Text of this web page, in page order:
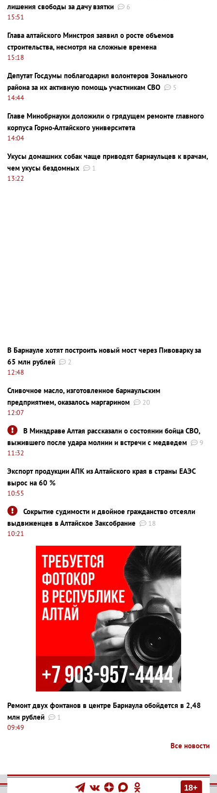
лишения свободы за дачу взятки
6
15:51
Глава алтайского Минстроя заявил о росте объемов
строительства, несмотря на сложные времена
15:18
Депутат Госдумы поблагодарил волонтеров Зонального
района за их активную помощь участникам СВО
5
14:44
Главе Минобрнауки доложили о грядущем ремонте главного
корпуса Горно-Алтайского университета
14:04
Укусы домашних собак чаще приводят барнаульцев к врачам,
чем укусы бездомных
1
13:22
В Барнауле хотят построить новый мост через Пивоварку за
65 млн рублей
2
12:48
Сливочное масло, изготовленное барнаульским
предприятием, оказалось маргарином
20
12:07
В Минздраве Алтая рассказали о состоянии бойца СВО,
выжившего после удара молнии и встречи с медведем
9
11:32
Экспорт продукции АПК из Алтайского края в страны ЕАЭС
вырос на 60 %
10:55
Сокрытие судимости и двойное гражданство отсеяли
выдвиженцев в Алтайское Заксобрание
18
10:21
Ремонт двух фонтанов в центре Барнаула обойдется в 2,48
млн рублей
1
09:49
Все новости
18+